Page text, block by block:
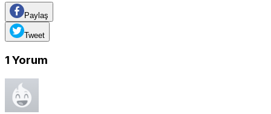
Paylaş
Tweet
1 Yorum